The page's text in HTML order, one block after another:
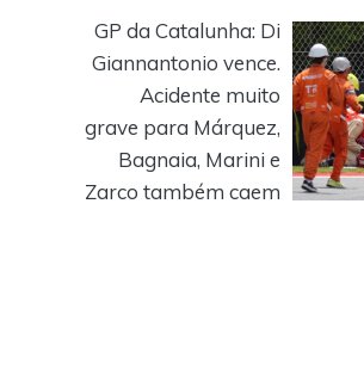
GP da Catalunha: Di
Giannantonio vence.
Acidente muito
grave para Márquez,
Bagnaia, Marini e
Zarco também caem